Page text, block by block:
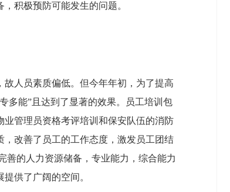
积极预防可能发生的问题。
人员素质偏低。但今年年初，为了提高
多能”且达到了显著的效果。员工培训包
管理员资格考评培训和保安队伍的消防
改善了员工的工作态度，激发员工团结
善的人力资源储备，专业能力，综合能力
供了广阔的空间。